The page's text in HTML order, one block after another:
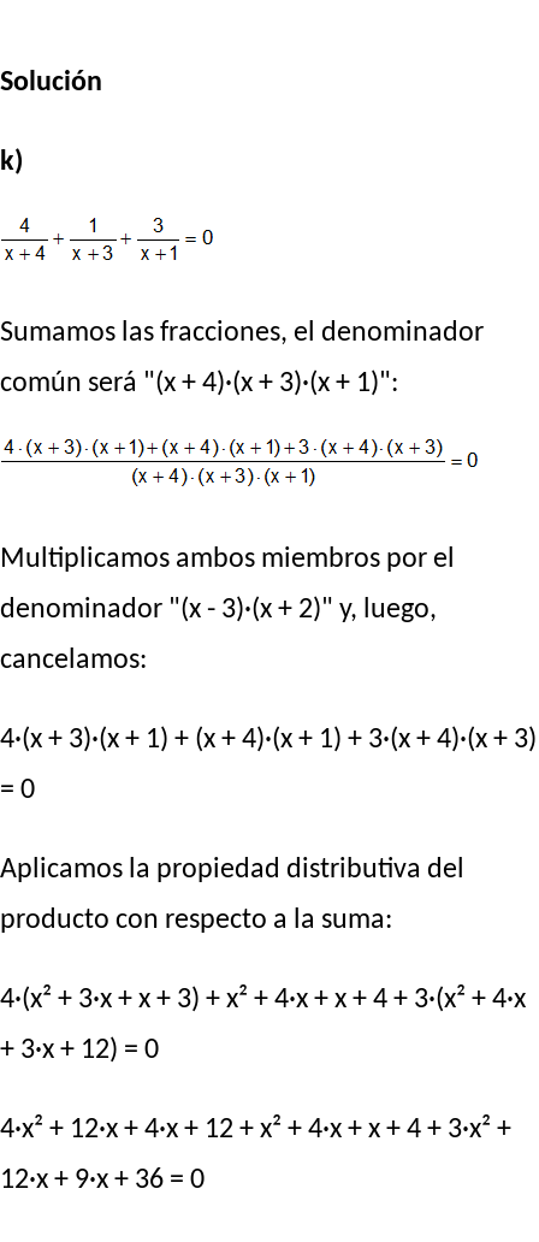
Solución
k)
Sumamos las fracciones, el denominador
común será "(x + 4)·(x + 3)·(x + 1)":
Multiplicamos ambos miembros por el
denominador "(x - 3)·(x + 2)" y, luego,
cancelamos:
4·(x + 3)·(x + 1) + (x + 4)·(x + 1) + 3·(x + 4)·(x + 3)
= 0
Aplicamos la propiedad distributiva del
producto con respecto a la suma:
4·(x² + 3·x + x + 3) + x² + 4·x + x + 4 + 3·(x² + 4·x
+ 3·x + 12) = 0
4·x² + 12·x + 4·x + 12 + x² + 4·x + x + 4 + 3·x² +
12·x + 9·x + 36 = 0